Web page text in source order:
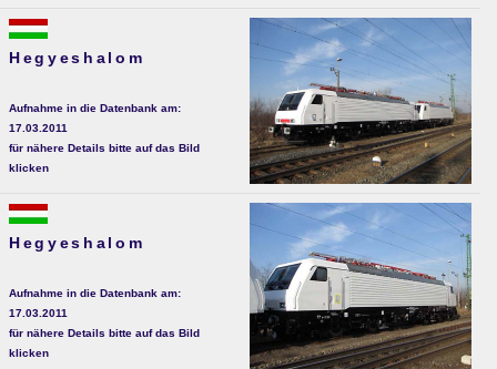
Hegyeshalom
Aufnahme in die Datenbank am:
17.03.2011
für nähere Details bitte auf das Bild
klicken
Hegyeshalom
Aufnahme in die Datenbank am:
17.03.2011
für nähere Details bitte auf das Bild
klicken